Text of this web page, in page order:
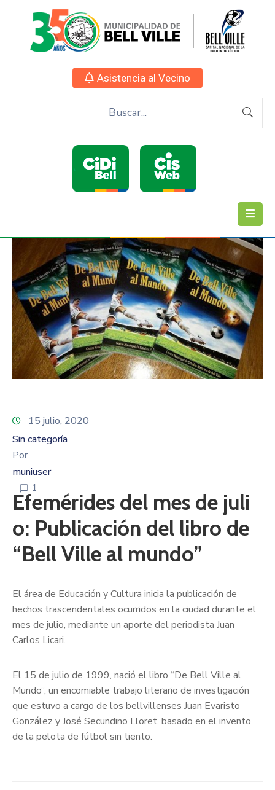
Asistencia al Vecino
15 julio, 2020
Sin categoría
Por
muniuser
1
Efemérides del mes de juli
o: Publicación del libro de
“Bell Ville al mundo”
El área de Educación y Cultura inicia la publicación de
hechos trascendentales ocurridos en la ciudad durante el
mes de julio, mediante un aporte del periodista Juan
Carlos Licari.
El 15 de julio de 1999, nació el libro “De Bell Ville al
Mundo”, un encomiable trabajo literario de investigación
que estuvo a cargo de los bellvillenses Juan Evaristo
González y José Secundino Lloret, basado en el invento
de la pelota de fútbol sin tiento.